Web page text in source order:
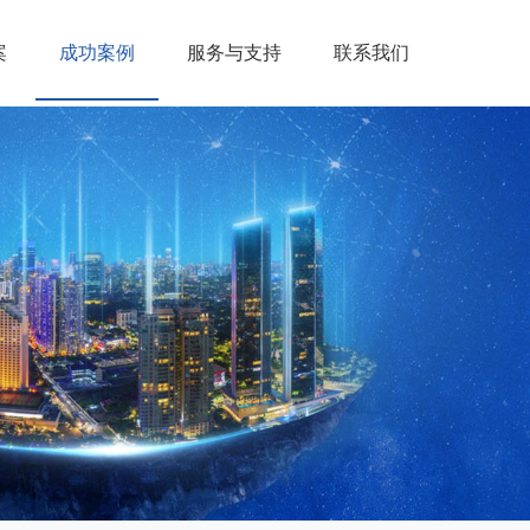
成功案例 服务与支持 联系我们